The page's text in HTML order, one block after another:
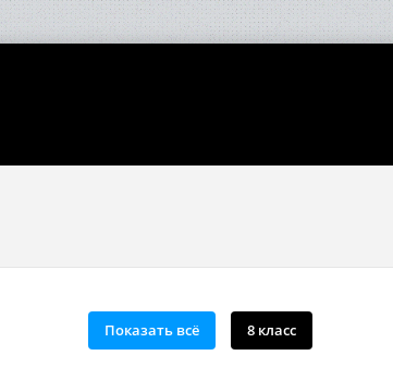
Показать всё 8 класс